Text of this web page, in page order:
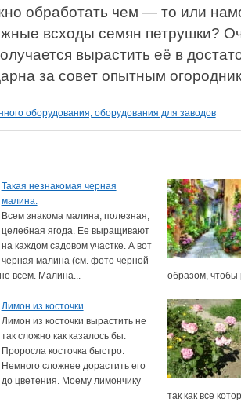
обработать чем — то или
всходы семян петрушки?
вырастить её в
за совет опытным
оборудования, оборудования для заводов
Такая незнакомая черная
малина.
Всем знакома малина, полезная,
целебная ягода. Ее выращивают
на каждом садовом участке. А вот
черная малина (см. фото черной
всем. Малина...
образом, чтобы
Лимон из косточки
Лимон из косточки вырастить не
так сложно как казалось бы.
Проросла косточка быстро.
Немного сложнее дорастить его
до цветения. Моему лимончику
так как все